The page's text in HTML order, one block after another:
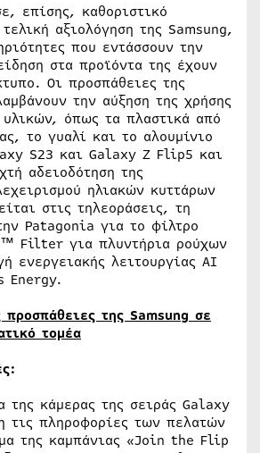
επίσης, καθοριστικό
αξιολόγηση της Samsung,
που εντάσσουν την
στα προϊόντα της έχουν
Οι προσπάθειες της
την αύξηση της χρήσης
όπως τα πλαστικά από
το γυαλί και το αλουμίνιο
S23 και Galaxy Z Flip5 και
αδειοδότηση της
ηλιακών κυττάρων
στις τηλεοράσεις, τη
Patagonia για το φίλτρο
Filter για πλυντήρια ρούχων
ενεργειακής λειτουργίας AI
Energy.
της Samsung σε
τομέα
της κάμερας της σειράς Galaxy
τις πληροφορίες των πελατών
της καμπάνιας «Join the Flip